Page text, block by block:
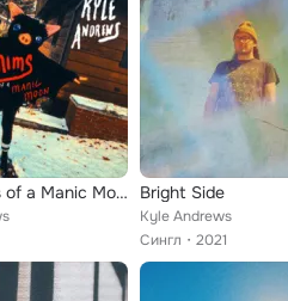
The Whims of a Manic Moon Bright Side
Kyle Andrews
Сингл
2021